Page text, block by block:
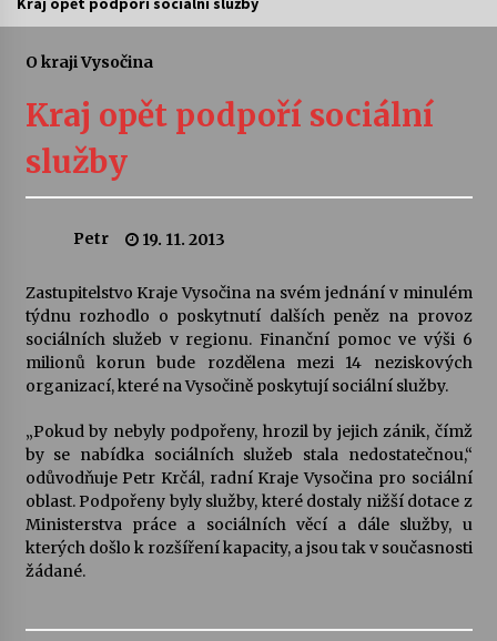
Sukuba Ensemble
Vernisáž výstavy Josefíny Duškové: Stávám se
Veselí muzikanti
Pozvánka na integrační festival Quijotova
šedesátka: 28. 7.–1. 8. 2026
28. 7. 2026
Letní koncerty ve Stromovce: Kolchoz a
Jenakaši
28. 7. 2026
Votavžatský ploty
O kraji Vysočina
Kraj opět podpoří sociální
služby
Petr 19. 11. 2013
Zastupitelstvo Kraje Vysočina na svém jednání v minulém
týdnu rozhodlo o poskytnutí dalších peněz na provoz
sociálních služeb v regionu. Finanční pomoc ve výši 6
milionů korun bude rozdělena mezi 14 neziskových
organizací, které na Vysočině poskytují sociální služby.
„Pokud by nebyly podpořeny, hrozil by jejich zánik, čímž
by se nabídka sociálních služeb stala nedostatečnou,“
odůvodňuje Petr Krčál, radní Kraje Vysočina pro sociální
oblast. Podpořeny byly služby, které dostaly nižší dotace z
Ministerstva práce a sociálních věcí a dále služby, u
kterých došlo k rozšíření kapacity, a jsou tak v současnosti
žádané.